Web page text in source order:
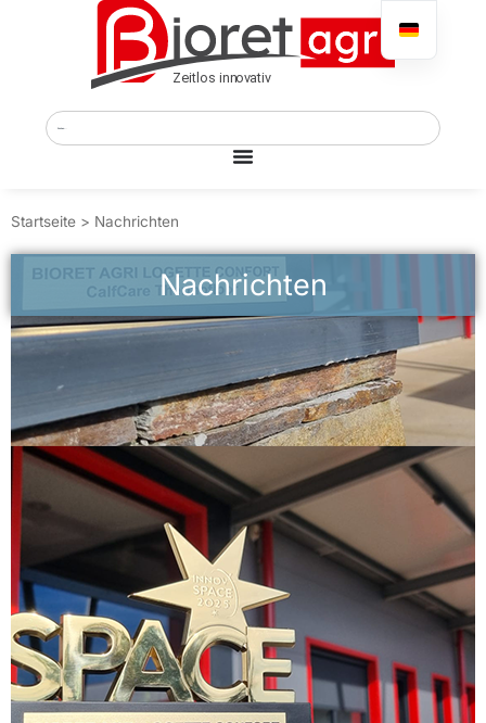
Startseite > Nachrichten
Nachrichten